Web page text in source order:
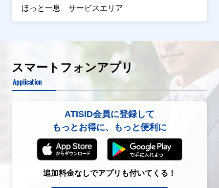
ほっと一息 サービスエリア
スマートフォンアプリ
Application
ATISID会員に登録して
もっとお得に、もっと便利に
追加料金なしでアプリも付いてくる！